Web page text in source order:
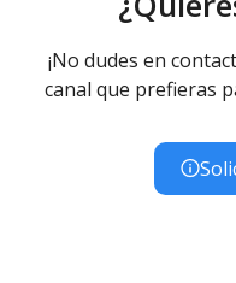
¡No dudes en
canal que prefieras